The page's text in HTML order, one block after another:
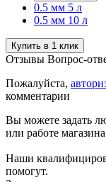
0.5 мм 5 л
0.5 мм 10 л
Купить в 1 клик
Отзывы Вопрос-
Пожалуйста,
комментарии
Вы можете задать
или работе
Наши
помогут.